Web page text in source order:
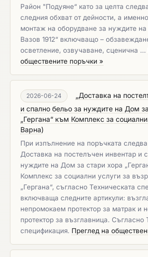
Район "Подуяне“ като за целта
следния обхват от дейности, а
монтаж на оборудване за нуждите
Вазов 1912“ включващо –
осветление, озвучаване, сценична …
обществените поръчки »
2026-06-24
„Доставка на
и спално бельо за нуждите на Дом
„Гергана“ към Комплекс за
Варна)
При изпълнение на поръчката
Доставка на постелъчен инвентар и
нуждите на Дом за стари хора
Комплекс за социални услуги за
„Гергана“, съгласно Техническата
включваща следните артикули:
непромокаем протектор за матрак и
протектор за възглавница. Съгласно
спецификация. ​​​​​​​ Преглед на